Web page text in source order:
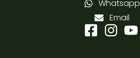
Whatsapp
Email